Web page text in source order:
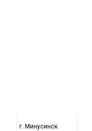
г. Минусинск